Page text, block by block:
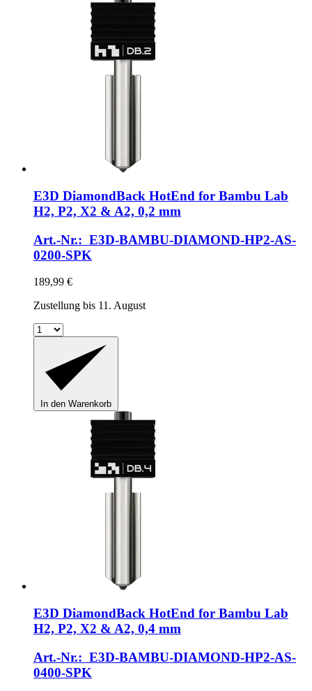
E3D DiamondBack HotEnd for Bambu Lab
H2, P2, X2 & A2, 0,2 mm
Art.-Nr.: E3D-BAMBU-DIAMOND-HP2-AS-
0200-SPK
189,99 €
Zustellung bis 11. August
In den Warenkorb
E3D DiamondBack HotEnd for Bambu Lab
H2, P2, X2 & A2, 0,4 mm
Art.-Nr.: E3D-BAMBU-DIAMOND-HP2-AS-
0400-SPK